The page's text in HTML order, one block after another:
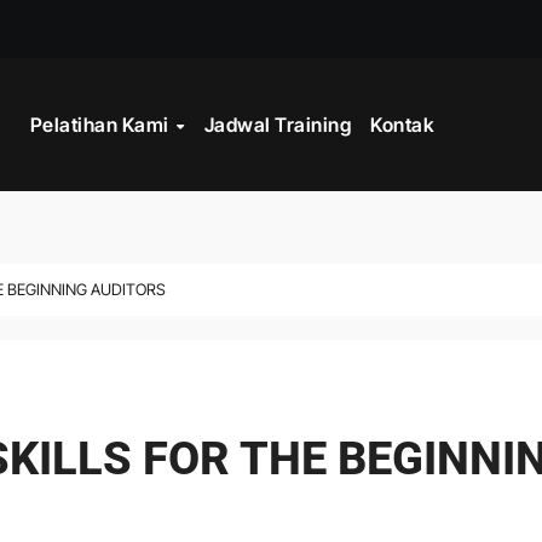
LOGISTIK
PROCESSING
Pelatihan Kami Jadwal Training Kontak
BEGINNING AUDITORS
FOR THE